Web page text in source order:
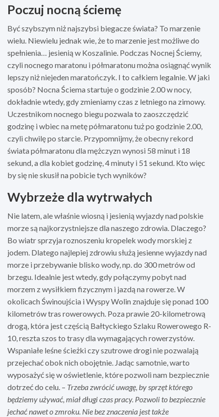
Poczuj nocną ściemę
Być szybszym niż najszybsi biegacze świata? To marzenie
wielu. Niewielu jednak wie, że to marzenie jest możliwe do
spełnienia… jesienią w Koszalinie. Podczas Nocnej Ściemy,
czyli nocnego maratonu i półmaratonu można osiągnąć wynik
lepszy niż niejeden maratończyk. I to całkiem legalnie. W jaki
sposób? Nocna Ściema startuje o godzinie 2.00 w nocy,
dokładnie wtedy, gdy zmieniamy czas z letniego na zimowy.
Uczestnikom nocnego biegu pozwala to zaoszczędzić
godzinę i wbiec na metę półmaratonu tuż po godzinie 2.00,
czyli chwilę po starcie. Przypomnijmy, że obecny rekord
świata półmaratonu dla mężczyzn wynosi 58 minut i 18
sekund, a dla kobiet godzinę, 4 minuty i 51 sekund. Kto więc
by się nie skusił na pobicie tych wyników?
Wybrzeże dla wytrwałych
Nie latem, ale właśnie wiosną i jesienią wyjazdy nad polskie
morze są najkorzystniejsze dla naszego zdrowia. Dlaczego?
Bo wiatr sprzyja roznoszeniu kropelek wody morskiej z
jodem. Dlatego najlepiej zdrowiu służą jesienne wyjazdy nad
morze i przebywanie blisko wody, np. do 300 metrów od
brzegu. Idealnie jest wtedy, gdy połączymy pobyt nad
morzem z wysiłkiem fizycznym i jazdą na rowerze. W
okolicach Świnoujścia i Wyspy Wolin znajduje się ponad 100
kilometrów tras rowerowych. Poza prawie 20-kilometrową
drogą, która jest częścią Bałtyckiego Szlaku Rowerowego R-
10, reszta szos to trasy dla wymagających rowerzystów.
Wspaniałe leśne ścieżki czy szutrowe drogi nie pozwalają
przejechać obok nich obojętnie. Jadąc samotnie, warto
wyposażyć się w oświetlenie, które pozwoli nam bezpiecznie
dotrzeć do celu. – Trzeba zwrócić uwagę, by sprzęt którego
będziemy używać, miał długi czas pracy. Pozwoli to bezpiecznie
jechać nawet o zmroku. Nie bez znaczenia jest także